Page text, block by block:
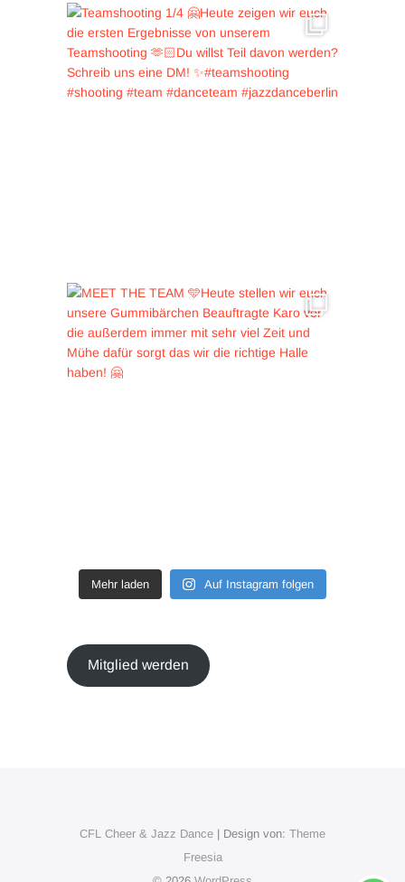
Mehr laden Auf Instagram folgen
Mitglied werden
CFL Cheer & Jazz Dance | Design von: Theme
Freesia